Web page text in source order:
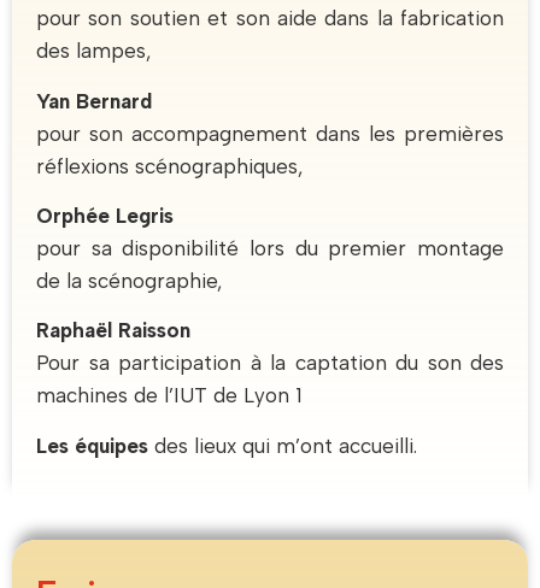
pour son soutien et son aide dans la fabrication
des lampes,
Yan Bernard
pour son accompagnement dans les premières
réflexions scénographiques,
Orphée Legris
pour sa disponibilité lors du premier montage
de la scénographie,
Raphaël Raisson
Pour sa participation à la captation du son des
machines de l’IUT de Lyon 1
Les équipes des lieux qui m’ont accueilli.